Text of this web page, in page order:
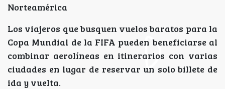
Norteamérica
Los viajeros que busquen vuelos baratos para la
Copa Mundial de la FIFA pueden beneficiarse al
combinar aerolíneas en itinerarios con varias
ciudades en lugar de reservar un solo billete de
ida y vuelta.